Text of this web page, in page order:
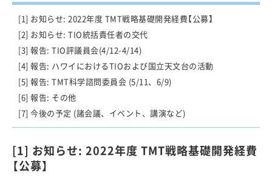
[1] お知らせ: 2022年度 TMT戦略基礎開発経費【公募】
[2] お知らせ: TIO統括責任者の交代
[3] 報告: TIO評議員会(4/12-4/14)
[4] 報告: ハワイにおけるTIOおよび国立天文台の活動
[5] 報告: TMT科学諮問委員会 (5/11、6/9)
[6] 報告: その他
[7] 今後の予定 (諸会議、イベント、講演など)
[1] お知らせ: 2022年度 TMT戦略基礎開発経費
【公募】